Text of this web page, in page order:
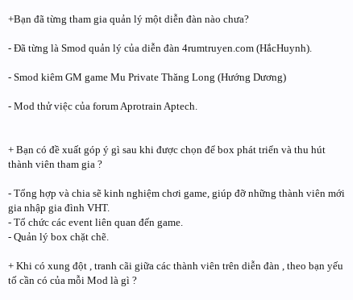
+Bạn đã từng tham gia quản lý một diễn đàn nào chưa?
- Đã từng là Smod quản lý của diễn đàn 4rumtruyen.com (HắcHuynh).
- Smod kiêm GM game Mu Private Thăng Long (Hướng Dương)
- Mod thử việc của forum Aprotrain Aptech.
+ Bạn có đề xuất góp ý gì sau khi được chọn để box phát triển và thu hút
thành viên tham gia ?
- Tổng hợp và chia sẽ kinh nghiệm chơi game, giúp đỡ những thành viên mới
gia nhập gia đình VHT.
- Tổ chức các event liên quan đến game.
- Quản lý box chặt chẽ.
+ Khi có xung đột , tranh cãi giữa các thành viên trên diễn đàn , theo bạn yếu
tố cần có của mỗi Mod là gì ?